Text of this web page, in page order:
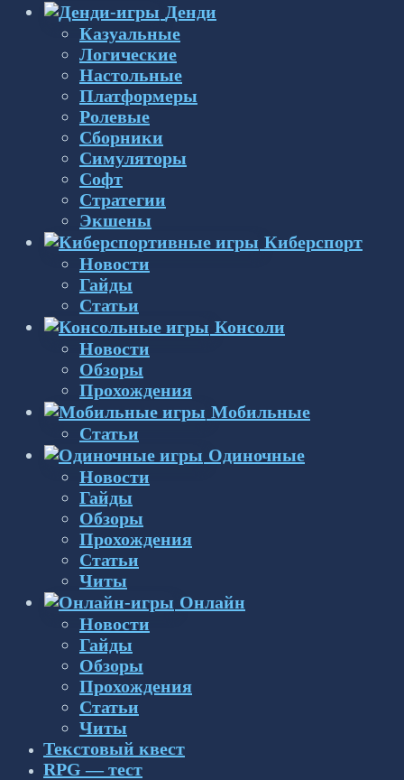
Денди
Казуальные
Логические
Настольные
Платформеры
Ролевые
Сборники
Симуляторы
Софт
Стратегии
Экшены
Киберспорт
Новости
Гайды
Статьи
Консоли
Новости
Обзоры
Прохождения
Мобильные
Статьи
Одиночные
Новости
Гайды
Обзоры
Прохождения
Статьи
Читы
Онлайн
Новости
Гайды
Обзоры
Прохождения
Статьи
Читы
Текстовый квест
RPG — тест